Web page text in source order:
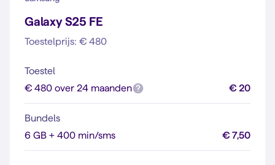
Galaxy S25 FE
Toestelprijs: € 480
Toestel
€ 480 over 24 maanden
€ 20
Bundels
6 GB + 400 min/sms
€ 7,50